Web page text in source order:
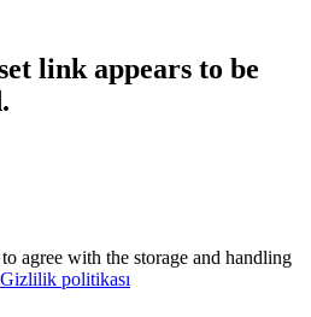
link appears to be
agree with the storage and handling
Gizlilik politikası